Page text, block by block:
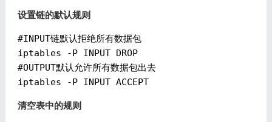
设置链的默认规则
#INPUT链默认拒绝所有数据包
iptables -P INPUT DROP
#OUTPUT默认允许所有数据包出去
iptables -P INPUT ACCEPT
清空表中的规则